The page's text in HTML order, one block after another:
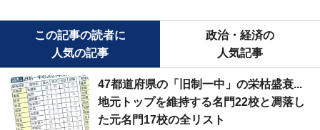
この記事の読者に
人気の記事
政治・経済の
人気記事
47都道府県の「旧制一中」の栄枯盛衰...
地元トップを維持する名門22校と凋落し
た元名門17校の全リスト